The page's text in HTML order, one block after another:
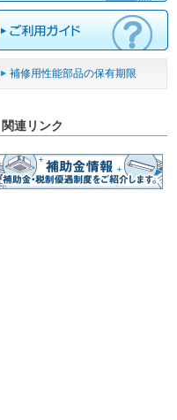
補修用性能部品の保有期限
関連リンク